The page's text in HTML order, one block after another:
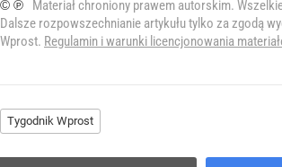
© ℗
Materiał chroniony prawem autorskim.
Dalsze rozpowszechnianie artykułu tylko za zgodą
Wprost. Regulamin i warunki licencjonowania
Tygodnik Wprost